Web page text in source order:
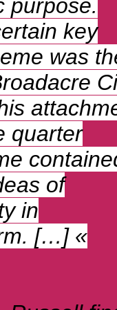
purpose.
key
was
quarter
of
in
[…] «